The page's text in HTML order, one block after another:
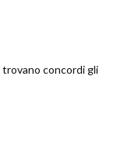
trovano concordi gli